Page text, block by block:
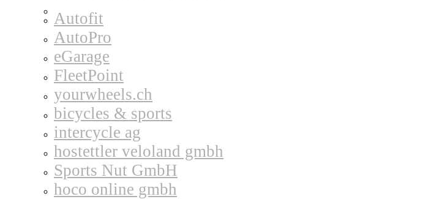
Autofit
AutoPro
eGarage
FleetPoint
yourwheels.ch
bicycles & sports
intercycle ag
hostettler veloland gmbh
Sports Nut GmbH
hoco online gmbh